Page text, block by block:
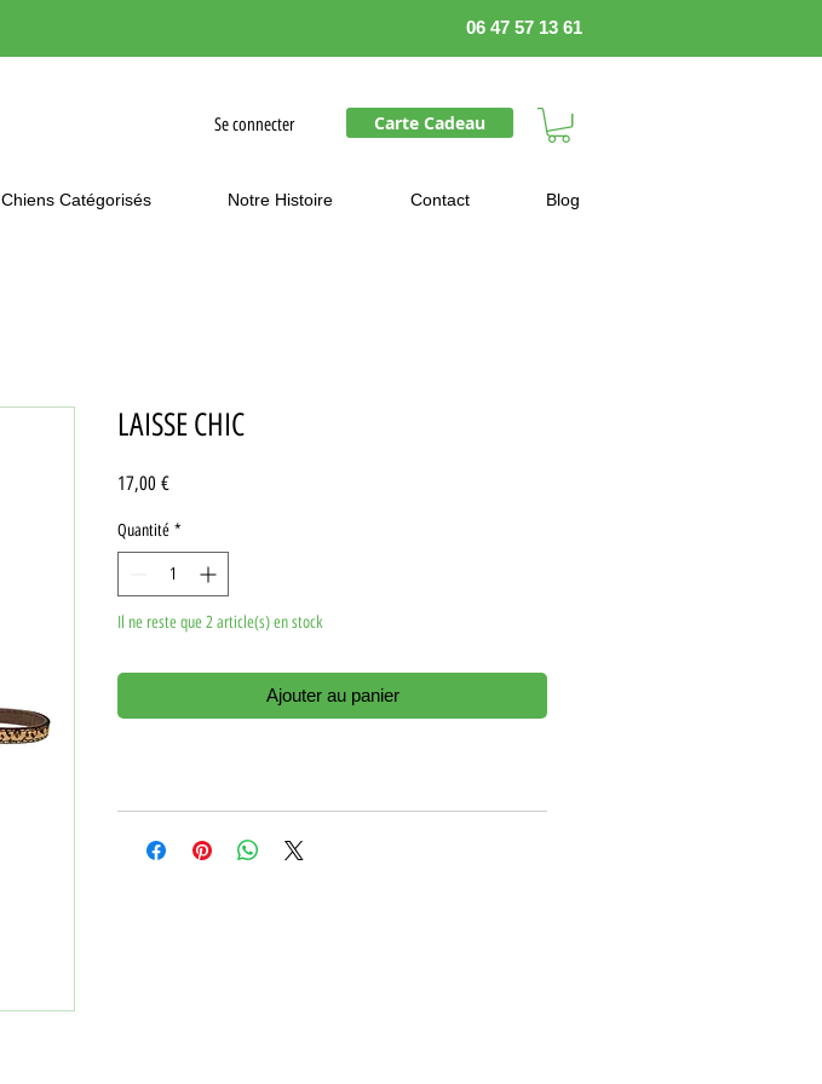
06 47 57 13 61
Se connecter Carte Cadeau
Chiens Catégorisés Notre Histoire Contact Blog
LAISSE CHIC
17,00 €Prix
Quantité *
Il ne reste que 2 article(s) en stock
Ajouter au panier